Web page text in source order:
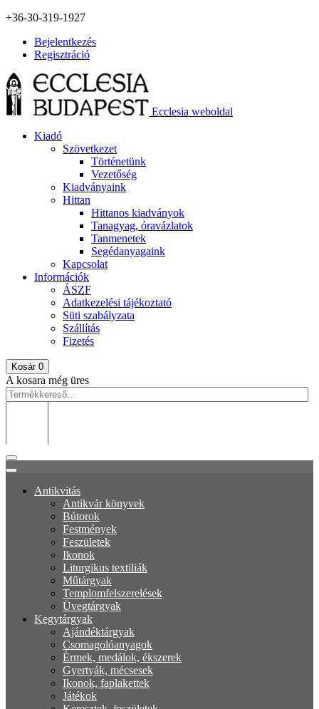
+36-30-319-1927
Bejelentkezés
Regisztráció
Ecclesia weboldal
Kiadó
Szövetkezet
Történetünk
Vezetőség
Kiadványaink
Hittan
Hittanos kiadványok
Tanagyag, óravázlatok
Tanmenetek
Segédanyagaink
Kapcsolat
Információk
ÁSZF
Adatkezelési tájékoztató
Süti szabályzata
Szállítás
Fizetés
Kosár 0
A kosara még üres
Antikvitás
Antikvár könyvek
Bútorok
Festmények
Feszületek
Ikonok
Liturgikus textiliák
Műtárgyak
Templomfelszerelések
Üvegtárgyak
Kegytárgyak
Ajándéktárgyak
Csomagolóanyagok
Érmek, medálok, ékszerek
Gyertyák, mécsesek
Ikonok, faplakettek
Játékok